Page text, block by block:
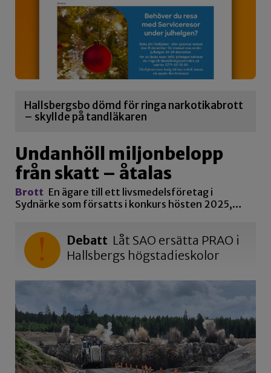
Hallsbergsbo dömd för ringa narkotikabrott
– skyllde på tandläkaren
Undanhöll miljonbelopp
från skatt – åtalas
Brott En ägare till ett livsmedelsföretag i
Sydnärke som försatts i konkurs hösten 2025,…
Debatt Låt SAO ersätta PRAO i
Hallsbergs högstadieskolor